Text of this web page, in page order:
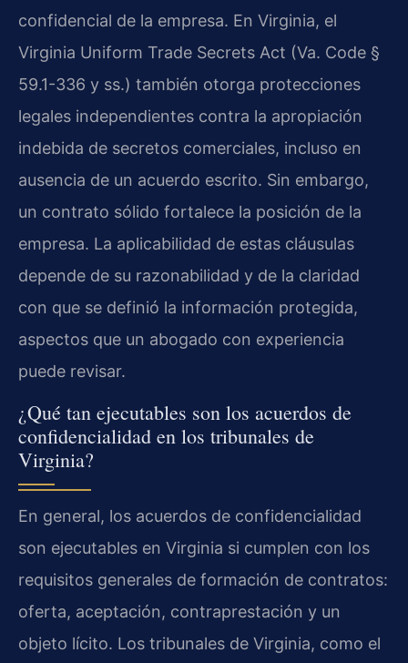
confidencial de la empresa. En Virginia, el
Virginia Uniform Trade Secrets Act (Va. Code §
59.1-336 y ss.) también otorga protecciones
legales independientes contra la apropiación
indebida de secretos comerciales, incluso en
ausencia de un acuerdo escrito. Sin embargo,
un contrato sólido fortalece la posición de la
empresa. La aplicabilidad de estas cláusulas
depende de su razonabilidad y de la claridad
con que se definió la información protegida,
aspectos que un abogado con experiencia
puede revisar.
¿Qué tan ejecutables son los acuerdos de
confidencialidad en los tribunales de
Virginia?
En general, los acuerdos de confidencialidad
son ejecutables en Virginia si cumplen con los
requisitos generales de formación de contratos:
oferta, aceptación, contraprestación y un
objeto lícito. Los tribunales de Virginia, como el